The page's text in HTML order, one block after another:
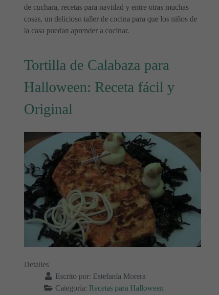
de cuchara, recetas para navidad y entre otras muchas
cosas, un delicioso taller de cocina para que los niños de
la casa puedan aprender a cocinar.
Tortilla de Calabaza para
Halloween: Receta fácil y
Original
Detalles
Escrito por: Estefanía Morera
Categoría: Recetas para Halloween